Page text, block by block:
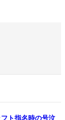
ト指名時の号泣